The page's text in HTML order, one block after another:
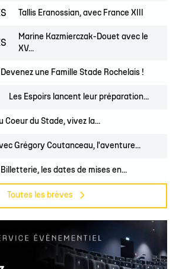
Tallis Eranossian, avec France XIII
Marine Kazmierczak-Douet avec le
XV...
Devenez une Famille Stade Rochelais !
Les Espoirs lancent leur préparation...
Coeur du Stade, vivez la...
Grégory Coutanceau, l'aventure...
Billetterie, les dates de mises en...
Toutes les brèves